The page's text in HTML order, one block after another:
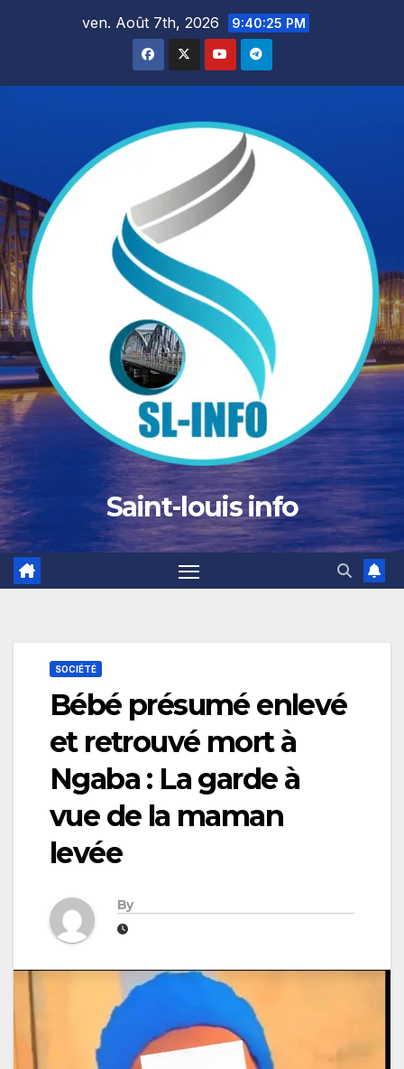
ven. Août 7th, 2026 9:40:27 PM
Saint-louis info
SOCIÉTÉ
Bébé présumé enlevé
et retrouvé mort à
Ngaba : La garde à
vue de la maman
levée
By